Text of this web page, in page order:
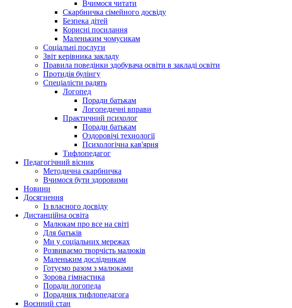
Вчимося читати
Скарбничка сімейного досвіду
Безпека дітей
Корисні посилання
Маленьким чомусикам
Соціальні послуги
Звіт керівника закладу
Правила поведінки здобувача освіти в закладі освіти
Протидія булінгу
Спеціалісти радять
Логопед
Поради батькам
Логопедичні вправи
Практичний психолог
Поради батькам
Оздоровічі технології
Психологічна кав'ярня
Тифлопедагог
Педагогічний вісник
Методична скарбничка
Вчимося бути здоровими
Новини
Досягнення
Із власного досвіду
Дистанційна освіта
Малюкам про все на світі
Для батьків
Ми у соціальних мережах
Розвиваємо творчість малюків
Маленьким дослідникам
Готуємо разом з малюками
Зорова гімнастика
Поради логопеда
Порадник тифлопедагога
Воєнний стан